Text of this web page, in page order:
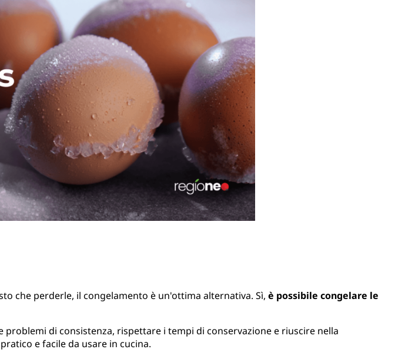
che perderle, il congelamento è un'ottima alternativa. Sì, è possibile congelare le
di consistenza, rispettare i tempi di conservazione e riuscire nella
e facile da usare in cucina.